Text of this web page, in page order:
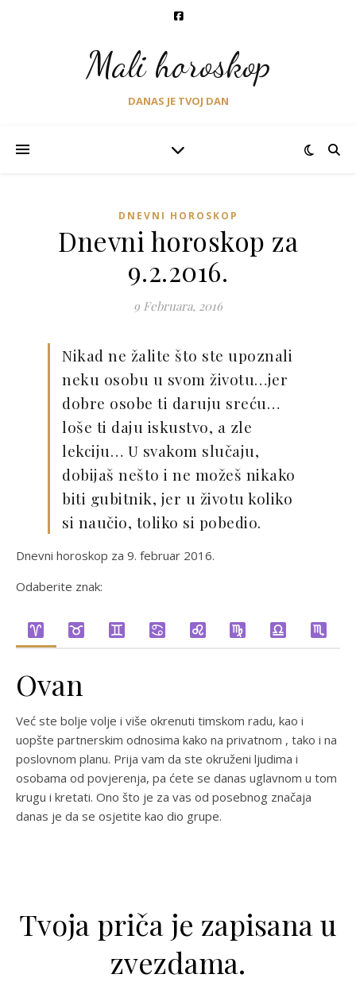
Mali horoskop
DANAS JE TVOJ DAN
DNEVNI HOROSKOP
Dnevni horoskop za
9.2.2016.
9 Februara, 2016
Nikad ne žalite što ste upoznali
neku osobu u svom životu…jer
dobre osobe ti daruju sreću…
loše ti daju iskustvo, a zle
lekciju… U svakom slučaju,
dobijaš nešto i ne možeš nikako
biti gubitnik, jer u životu koliko
si naučio, toliko si pobedio.
Dnevni horoskop za 9. februar 2016.
Odaberite znak:
Ovan
Već ste bolje volje i više okrenuti timskom radu, kao i
uopšte partnerskim odnosima kako na privatnom , tako i na
poslovnom planu. Prija vam da ste okruženi ljudima i
osobama od povjerenja, pa ćete se danas uglavnom u tom
krugu i kretati. Ono što je za vas od posebnog značaja
danas je da se osjetite kao dio grupe.
Tvoja priča je zapisana u
zvezdama.